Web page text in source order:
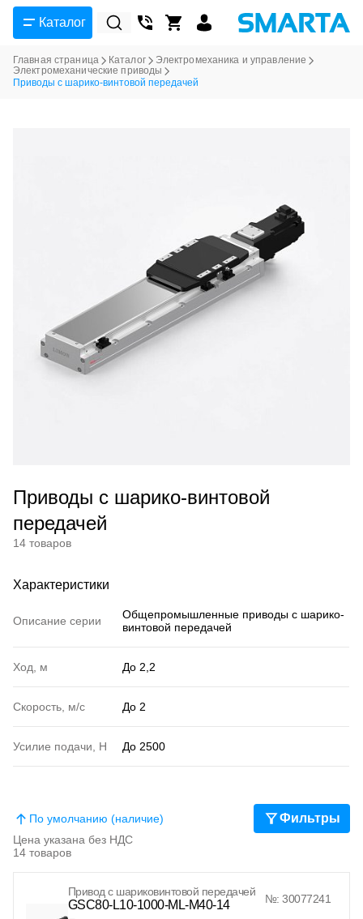
Каталог
Главная страница Каталог
Электромеханика и управление
Электромеханические приводы
Приводы с шарико-винтовой передачей
Приводы с шарико-винтовой
передачей
14 товаров
Характеристики
Описание серии
Общепромышленные приводы с шарико-
винтовой передачей
Ход, м До 2,2
Скорость, м/с До 2
Усилие подачи, Н До 2500
14 товаров
Цена указана без НДС
По умолчанию (наличие) Фильтры
Привод с шариковинтовой передачей
GSC80-L10-1000-ML-M40-14
№: 30077241